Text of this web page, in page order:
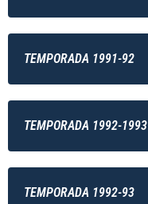
TEMPORADA 1991-92
TEMPORADA 1992-1993
TEMPORADA 1992-93